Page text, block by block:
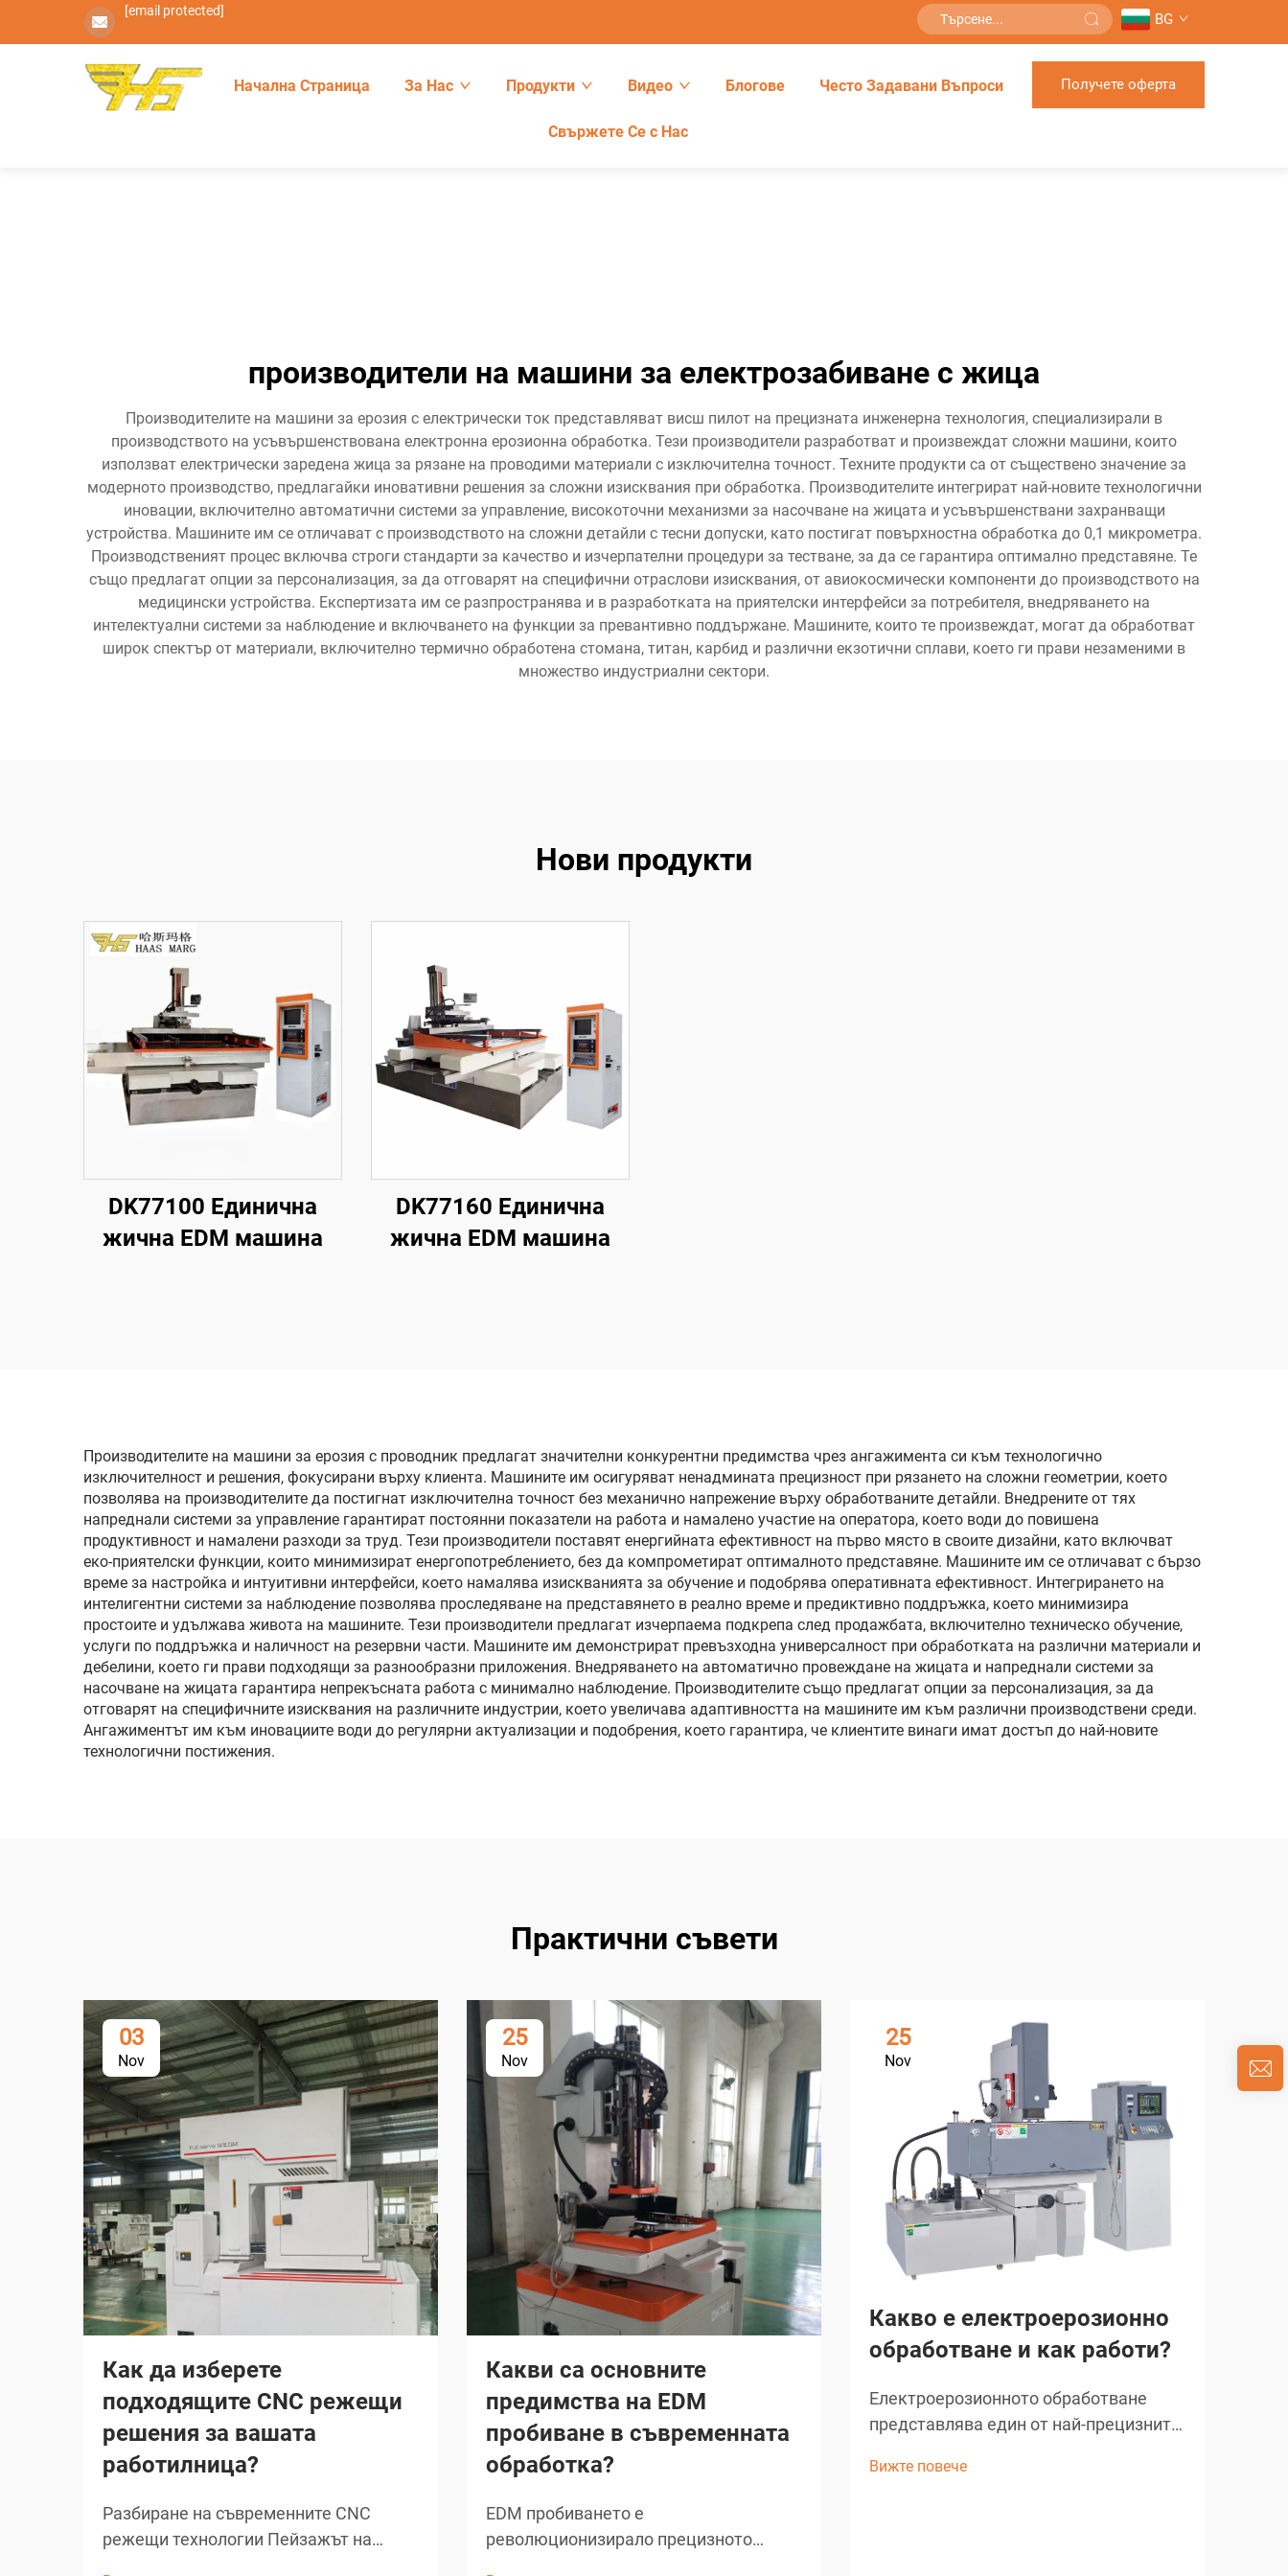
[email protected] BG
Начална Страница За Нас Продукти Видео Блогове Често Задавани Въпроси
Свържете Се с Нас
Получете оферта
производители на машини за електрозабиване с жица
Производителите на машини за ерозия с електрически ток представляват висш пилот на прецизната инженерна технология, специализирали в
производството на усъвършенствована електронна ерозионна обработка. Тези производители разработват и произвеждат сложни машини, които
използват електрически заредена жица за рязане на проводими материали с изключителна точност. Техните продукти са от съществено значение за
модерното производство, предлагайки иновативни решения за сложни изисквания при обработка. Производителите интегрират най-новите технологични
иновации, включително автоматични системи за управление, високоточни механизми за насочване на жицата и усъвършенствани захранващи
устройства. Машините им се отличават с производството на сложни детайли с тесни допуски, като постигат повърхностна обработка до 0,1 микрометра.
Производственият процес включва строги стандарти за качество и изчерпателни процедури за тестване, за да се гарантира оптимално представяне. Те
също предлагат опции за персонализация, за да отговарят на специфични отраслови изисквания, от авиокосмически компоненти до производството на
медицински устройства. Експертизата им се разпространява и в разработката на приятелски интерфейси за потребителя, внедряването на
интелектуални системи за наблюдение и включването на функции за превантивно поддържане. Машините, които те произвеждат, могат да обработват
широк спектър от материали, включително термично обработена стомана, титан, карбид и различни екзотични сплави, което ги прави незаменими в
множество индустриални сектори.
Нови продукти
DK77100 Единична
жична EDM машина
DK77160 Единична
жична EDM машина
Производителите на машини за ерозия с проводник предлагат значителни конкурентни предимства чрез ангажимента си към технологично
изключителност и решения, фокусирани върху клиента. Машините им осигуряват ненадмината прецизност при рязането на сложни геометрии, което
позволява на производителите да постигнат изключителна точност без механично напрежение върху обработваните детайли. Внедрените от тях
напреднали системи за управление гарантират постоянни показатели на работа и намалено участие на оператора, което води до повишена
продуктивност и намалени разходи за труд. Тези производители поставят енергийната ефективност на първо място в своите дизайни, като включват
еко-приятелски функции, които минимизират енергопотреблението, без да компрометират оптималното представяне. Машините им се отличават с бързо
време за настройка и интуитивни интерфейси, което намалява изискванията за обучение и подобрява оперативната ефективност. Интегрирането на
интелигентни системи за наблюдение позволява проследяване на представянето в реално време и предиктивно поддръжка, което минимизира
простоите и удължава живота на машините. Тези производители предлагат изчерпаема подкрепа след продажбата, включително техническо обучение,
услуги по поддръжка и наличност на резервни части. Машините им демонстрират превъзходна универсалност при обработката на различни материали и
дебелини, което ги прави подходящи за разнообразни приложения. Внедряването на автоматично провеждане на жицата и напреднали системи за
насочване на жицата гарантира непрекъсната работа с минимално наблюдение. Производителите също предлагат опции за персонализация, за да
отговарят на специфичните изисквания на различните индустрии, което увеличава адаптивността на машините им към различни производствени среди.
Ангажиментът им към иновациите води до регулярни актуализации и подобрения, което гарантира, че клиентите винаги имат достъп до най-новите
технологични постижения.
Практични съвети
03
Nov
Как да изберете
подходящите CNC режещи
решения за вашата
работилница?
Разбиране на съвременните CNC
режещи технологии Пейзажът на
25
Nov
Какви са основните
предимства на EDM
пробиване в съвременната
обработка?
EDM пробиването е
революционизирало прецизното
25
Nov
Какво е електроерозионно
обработване и как работи?
Електроерозионното обработване
представлява един от най-прецизните
процеси в съвременното
Вижте повече